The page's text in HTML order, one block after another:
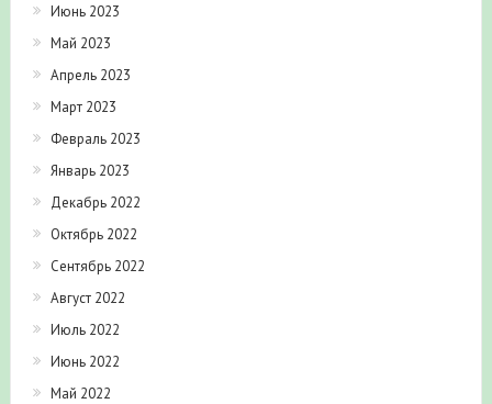
Июнь 2023
Май 2023
Апрель 2023
Март 2023
Февраль 2023
Январь 2023
Декабрь 2022
Октябрь 2022
Сентябрь 2022
Август 2022
Июль 2022
Июнь 2022
Май 2022